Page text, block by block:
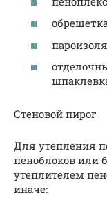
Стеновой пирог
Для утепления
пеноблоков или
утеплителем
иначе: